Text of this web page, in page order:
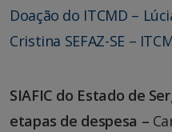
Doação do ITCMD –
Cristina SEFAZ-SE –
SIAFIC do Estado de
etapas de despesa –